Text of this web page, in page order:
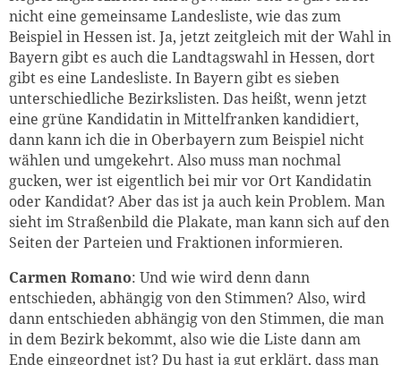
nicht eine gemeinsame Landesliste, wie das zum
Beispiel in Hessen ist. Ja, jetzt zeitgleich mit der Wahl in
Bayern gibt es auch die Landtagswahl in Hessen, dort
gibt es eine Landesliste. In Bayern gibt es sieben
unterschiedliche Bezirkslisten. Das heißt, wenn jetzt
eine grüne Kandidatin in Mittelfranken kandidiert,
dann kann ich die in Oberbayern zum Beispiel nicht
wählen und umgekehrt. Also muss man nochmal
gucken, wer ist eigentlich bei mir vor Ort Kandidatin
oder Kandidat? Aber das ist ja auch kein Problem. Man
sieht im Straßenbild die Plakate, man kann sich auf den
Seiten der Parteien und Fraktionen informieren.
Carmen Romano: Und wie wird denn dann
entschieden, abhängig von den Stimmen? Also, wird
dann entschieden abhängig von den Stimmen, die man
in dem Bezirk bekommt, also wie die Liste dann am
Ende eingeordnet ist? Du hast ja gut erklärt, dass man